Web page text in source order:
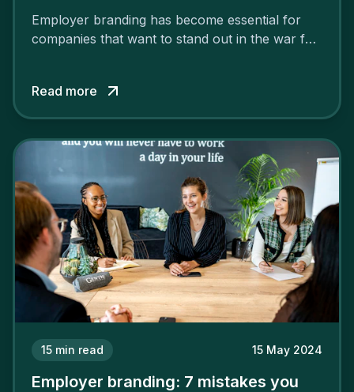
Employer branding has become essential for
companies that want to stand out in the war for
attract the best profiles.
Read more
15 min read 15 May 2024
Employer branding: 7 mistakes you